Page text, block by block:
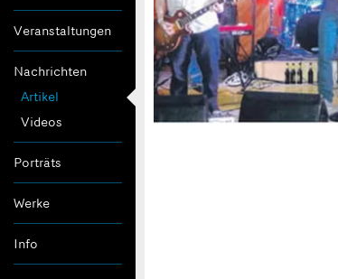
Veranstaltungen
Nachrichten
Artikel
Videos
Porträts
Werke
Info